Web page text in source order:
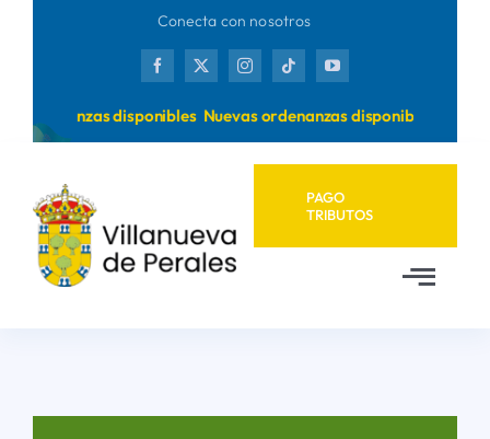
Conecta con nosotros
ordenanzas disponibles Nuevas ordenanzas disponibles
PAGO
TRIBUTOS
Ayuntamiento